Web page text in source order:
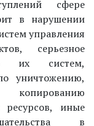
сфере
в нарушении
управления
серьезное
их систем,
уничтожению,
иные
в